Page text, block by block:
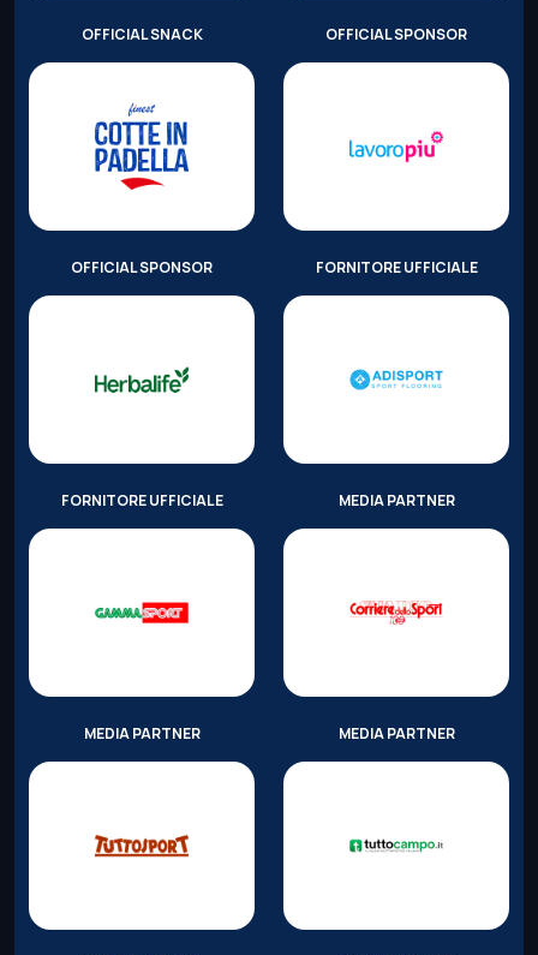
OFFICIAL SNACK OFFICIAL SPONSOR
OFFICIAL SPONSOR FORNITORE UFFICIALE
FORNITORE UFFICIALE MEDIA PARTNER
MEDIA PARTNER MEDIA PARTNER